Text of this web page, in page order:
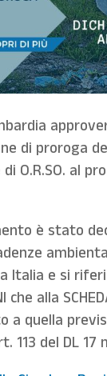
di proroga
O.R.SO. al
è stato
Italia e si
che alla
a quella
113 del DL